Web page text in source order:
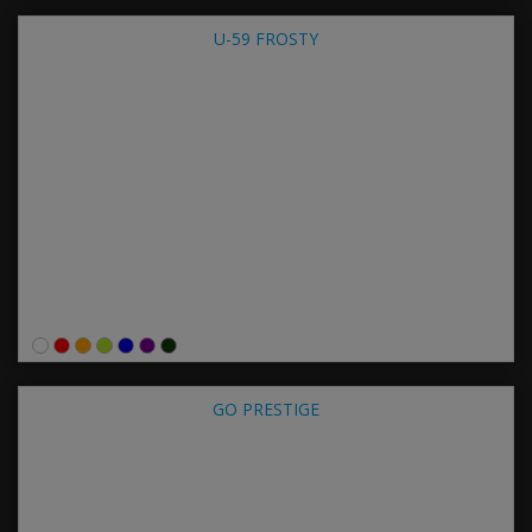
U-59 FROSTY
GO PRESTIGE